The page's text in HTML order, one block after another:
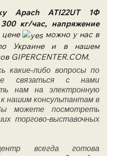
ApachATI22UT 1Ф
300 кг/час, напряжение
можно у нас в
Украине и в нашем
GIPERCENTER.COM.
какие-либо вопросы по
связаться с нами
нам на электронную
нашим консультантам в
можете посмотреть
торгово-выставочных
всегда готова